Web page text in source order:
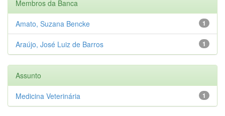
Membros da Banca
1
Amato, Suzana Bencke
1
Araújo, José Luiz de Barros
Assunto
1
Medicina Veterinária